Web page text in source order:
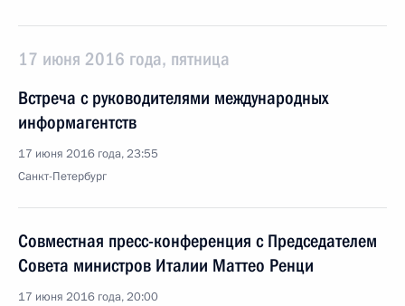
17 июня 2016 года, пятница
Встреча с руководителями международных
информагентств
17 июня 2016 года, 23:55
Санкт-Петербург
Совместная пресс-конференция с Председателем
Совета министров Италии Маттео Ренци
17 июня 2016 года, 20:00